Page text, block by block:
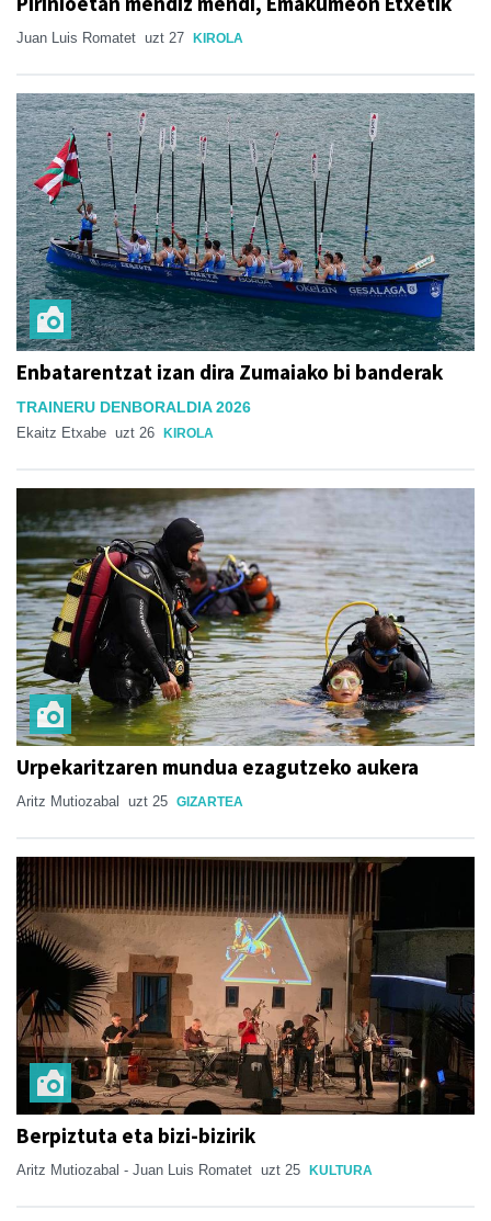
Juan Luis Romatet uzt 27 KIROLA
Enbatarentzat izan dira Zumaiako bi banderak
TRAINERU DENBORALDIA 2026
Ekaitz Etxabe uzt 26 KIROLA
Urpekaritzaren mundua ezagutzeko aukera
Aritz Mutiozabal uzt 25 GIZARTEA
Berpiztuta eta bizi-bizirik
Aritz Mutiozabal - Juan Luis Romatet uzt 25 KULTURA